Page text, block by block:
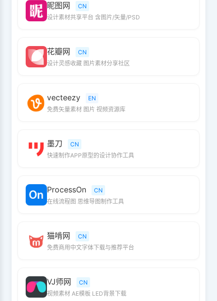
昵图网
CN
设计素材共享平台 含图片/矢量/PSD
花瓣网
CN
设计灵感收藏 图片素材分享社区
vecteezy
EN
免费矢量素材 图片 视频资源库
墨刀
CN
快速制作APP原型的设计协作工具
ProcessOn
CN
在线流程图 思维导图制作工具
猫啃网
CN
免费商用中文字体下载与推荐平台
VJ师网
CN
视频素材 AE模板 LED背景下载